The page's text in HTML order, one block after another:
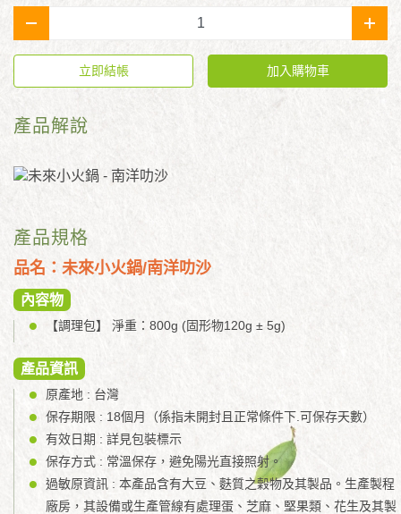
- +
立即結帳 加入購物車
產品解說
產品規格
品名：未來小火鍋/南洋叻沙
內容物
【調理包】 淨重：800g (固形物120g ± 5g)
產品資訊
原產地 : 台灣
保存期限 : 18個月（係指未開封且正常條件下.可保存天數）
有效日期 : 詳見包裝標示
保存方式 : 常溫保存，避免陽光直接照射。
過敏原資訊 : 本產品含有大豆、麩質之穀物及其製品。生產製程
廠房，其設備或生產管線有處理蛋、芝麻、堅果類、花生及其製